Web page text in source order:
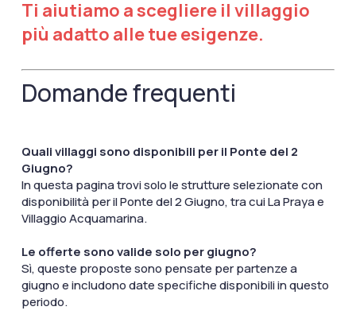
Ti aiutiamo a scegliere il villaggio
più adatto alle tue esigenze.
Domande frequenti
Quali villaggi sono disponibili per il Ponte del 2
Giugno?
In questa pagina trovi solo le strutture selezionate con
disponibilità per il Ponte del 2 Giugno, tra cui La Praya e
Villaggio Acquamarina.
Le offerte sono valide solo per giugno?
Sì, queste proposte sono pensate per partenze a
giugno e includono date specifiche disponibili in questo
periodo.